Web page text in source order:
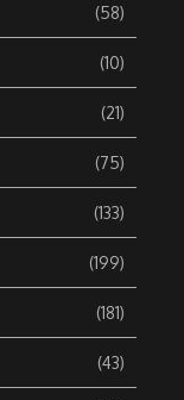
(58)
(10)
(21)
(75)
(133)
(199)
(181)
(43)